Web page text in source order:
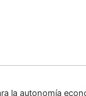
la autonomía